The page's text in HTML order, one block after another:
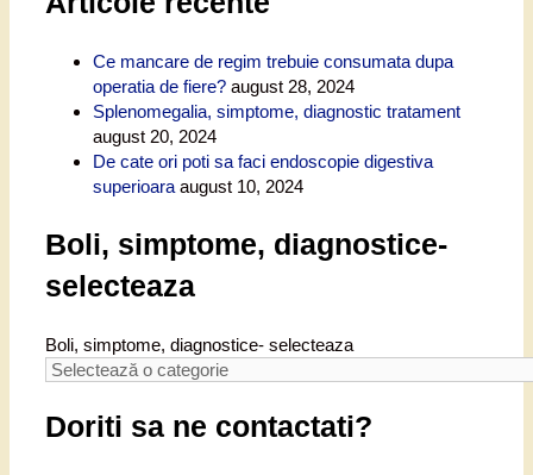
Ce mancare de regim trebuie consumata dupa
operatia de fiere? august 28, 2024
Splenomegalia, simptome, diagnostic tratament
august 20, 2024
De cate ori poti sa faci endoscopie digestiva
superioara august 10, 2024
Boli, simptome, diagnostice-
selecteaza
Boli, simptome, diagnostice- selecteaza
Doriti sa ne contactati?